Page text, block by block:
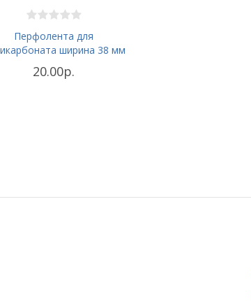
Перфолента для
ширина 38 мм
20.00р.